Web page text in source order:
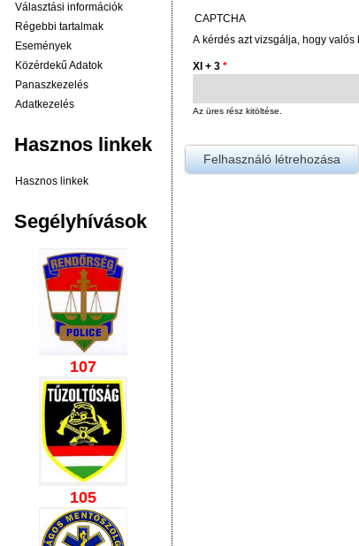
Választási információk
Régebbi tartalmak
Események
Közérdekű Adatok
Panaszkezelés
Adatkezelés
Hasznos linkek
Hasznos linkek
Segélyhívások
107
105
CAPTCHA
A kérdés azt vizsgálja, hogy
XI + 3 *
Az üres rész kitöltése.